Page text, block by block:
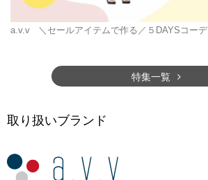
a.v.v ＼セールアイテムで作る／５DAYSコーデ
特集一覧
取り扱いブランド